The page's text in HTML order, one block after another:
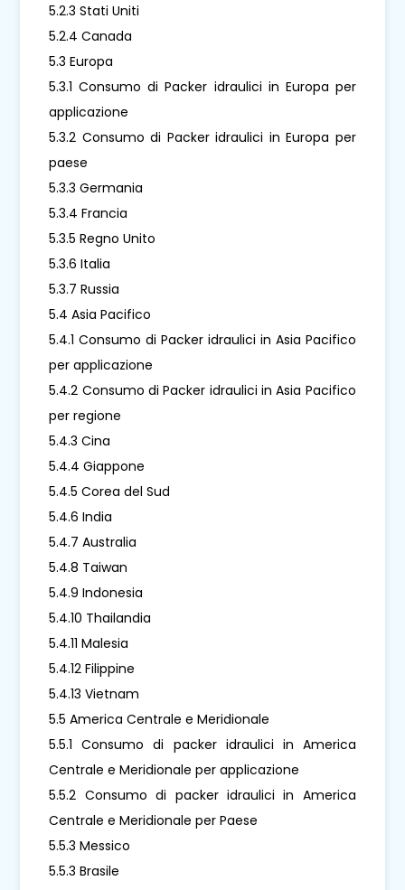
5.2.3 Stati Uniti
5.2.4 Canada
5.3 Europa
5.3.1 Consumo di Packer idraulici in Europa per
applicazione
5.3.2 Consumo di Packer idraulici in Europa per
paese
5.3.3 Germania
5.3.4 Francia
5.3.5 Regno Unito
5.3.6 Italia
5.3.7 Russia
5.4 Asia Pacifico
5.4.1 Consumo di Packer idraulici in Asia Pacifico
per applicazione
5.4.2 Consumo di Packer idraulici in Asia Pacifico
per regione
5.4.3 Cina
5.4.4 Giappone
5.4.5 Corea del Sud
5.4.6 India
5.4.7 Australia
5.4.8 Taiwan
5.4.9 Indonesia
5.4.10 Thailandia
5.4.11 Malesia
5.4.12 Filippine
5.4.13 Vietnam
5.5 America Centrale e Meridionale
5.5.1 Consumo di packer idraulici in America
Centrale e Meridionale per applicazione
5.5.2 Consumo di packer idraulici in America
Centrale e Meridionale per Paese
5.5.3 Messico
5.5.3 Brasile